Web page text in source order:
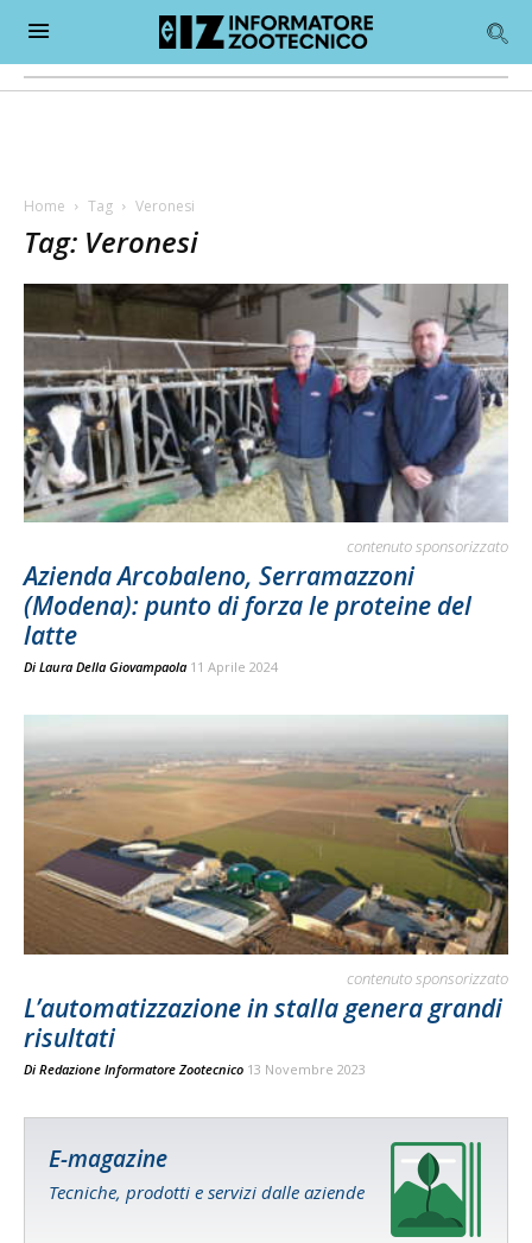
Home Tag Veronesi
Tag: Veronesi
contenuto sponsorizzato
Azienda Arcobaleno, Serramazzoni
(Modena): punto di forza le proteine del
latte
Di Laura Della Giovampaola 11 Aprile 2024
contenuto sponsorizzato
L’automatizzazione in stalla genera grandi
risultati
Di Redazione Informatore Zootecnico 13 Novembre 2023
E-magazine
Tecniche, prodotti e servizi dalle aziende